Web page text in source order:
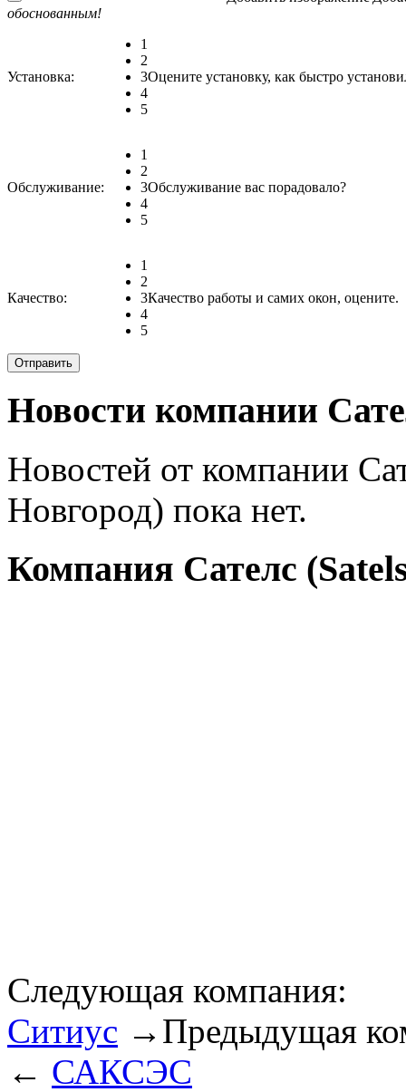
обоснованным!
Установка:
1
2
3
4
5
Оцените установку, как быстро
Обслуживание:
1
2
3
4
5
Обслуживание вас порадовало?
Качество:
1
2
3
4
5
Качество работы и самих окон, оцените.
Новости компании
Новостей от компании
Новгород) пока нет.
Компания Сателс
Следующая компания:
Ситиус → Предыдущая
← САКСЭС